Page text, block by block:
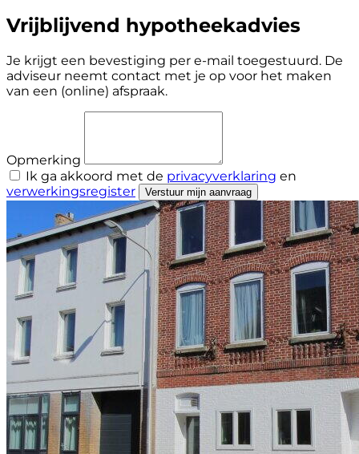
Vrijblijvend hypotheekadvies
Je krijgt een bevestiging per e-mail toegestuurd. De
adviseur neemt contact met je op voor het maken
van een (online) afspraak.
Opmerking
Ik ga akkoord met de privacyverklaring en
verwerkingsregister
Verstuur mijn aanvraag